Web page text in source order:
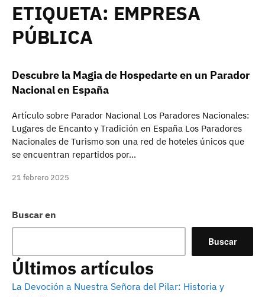
Buscar en
Buscar
Últimos artículos
La Devoción a Nuestra Señora del Pilar: Historia y
ETIQUETA: EMPRESA
PÚBLICA
Descubre la Magia de Hospedarte en un Parador
Nacional en España
Artículo sobre Parador Nacional Los Paradores Nacionales:
Lugares de Encanto y Tradición en España Los Paradores
Nacionales de Turismo son una red de hoteles únicos que
se encuentran repartidos por…
21 febrero 2025